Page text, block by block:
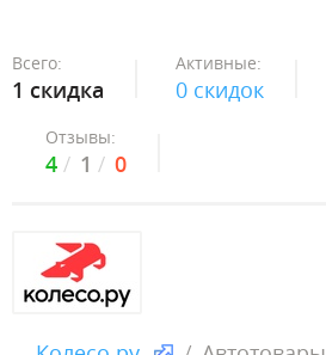
Всего:
1 скидка
Активные:
0 скидок
Отзывы:
4 1 0